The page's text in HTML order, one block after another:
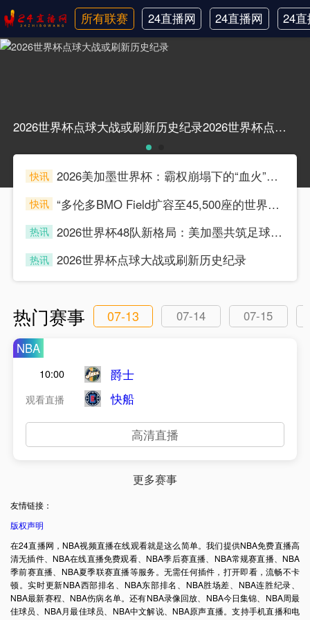
所有联赛
24直播网
日职联
24直播网
中甲
24
韩
2026世界杯点球大战或刷新历史纪录2026世界杯点球大战或刷新历史纪录
快讯
2026美加墨世界杯：霸权崩塌下的“血火”狂欢
快讯
“多伦多BMO Field扩容至45,500座的世界杯声场适配性仿真分析（2026）”
热讯
2026世界杯48队新格局：美加墨共筑足球盛宴，北美势力版图全面重构
热讯 2026世界杯点球大战或刷新历史纪录
热门赛事 07-13 07-14
07-15
NBA
10:00
观看直播
爵士
快船
高清直播
更多赛事
友情链接：
版权声明
在24直播网，NBA视频直播在线观看就是这么简单。我们提供NBA免费直播高
清无插件、NBA在线直播免费观看、NBA季后赛直播、NBA常规赛直播、NBA
季前赛直播、NBA夏季联赛直播等服务。无需任何插件，打开即看，流畅不卡
顿。实时更新NBA西部排名、NBA东部排名、NBA胜场差、NBA连胜纪录、
NBA最新赛程、NBA伤病名单。还有NBA录像回放、NBA今日集锦、NBA周最
佳球员、NBA月最佳球员、NBA中文解说、NBA原声直播。支持手机直播和电